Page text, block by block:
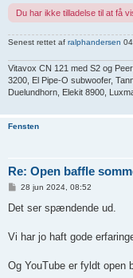
Du har ikke tilladelse til at få
Senest rettet af ralphandersen
Vitavox CN 121 med S2 og
3200, El Pipe-O subwoofer,
Duelundhorn, Elekit 8900,
Fensten
Re: Open baffle
d
g
28 jun 2024, 08:52
Det ser spændende ud.
Vi har jo haft gode
Og YouTube er fyldt open